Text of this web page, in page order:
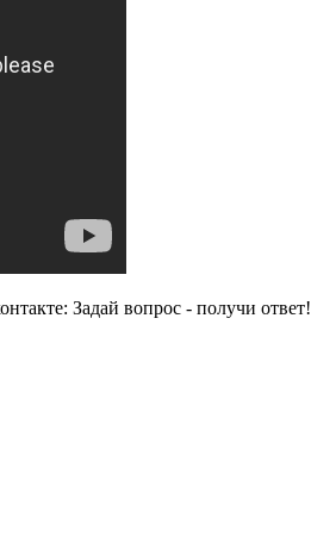
Задай вопрос - получи ответ!